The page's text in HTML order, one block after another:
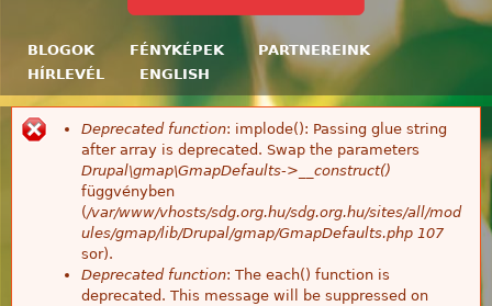
BLOGOK FÉNYKÉPEK
PARTNEREINK
HÍRLEVÉL
ENGLISH
Hibaüzenet
Deprecated function: implode(): Passing glue string
after array is deprecated. Swap the parameters
Drupal\gmap\GmapDefaults->__construct()
függvényben
(/var/www/vhosts/sdg.org.hu/sdg.org.hu/sites/all/mod
ules/gmap/lib/Drupal/gmap/GmapDefaults.php 107
sor).
Deprecated function: The each() function is
deprecated. This message will be suppressed on